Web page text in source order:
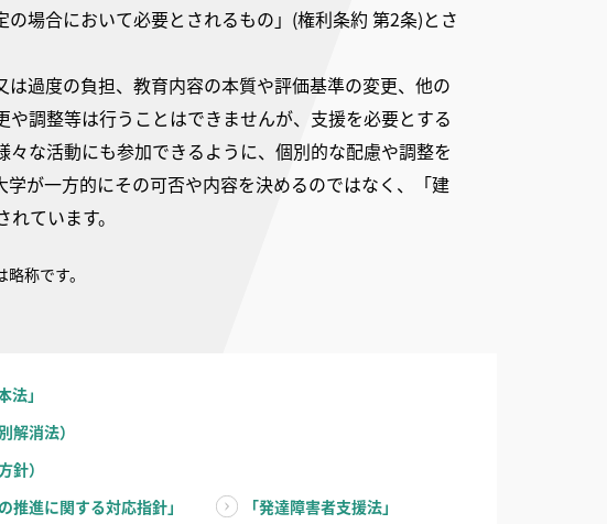
場合において必要とされるもの」(権利条約 第2条)とさ
過度の負担、教育内容の本質や評価基準の変更、他の
調整等は行うことはできませんが、支援を必要とする
な活動にも参加できるように、個別的な配慮や調整を
が一方的にその可否や内容を決めるのではなく、「建
ています。
称です。
法」
解消法）
針）
推進に関する対応指針」
「発達障害者支援法」